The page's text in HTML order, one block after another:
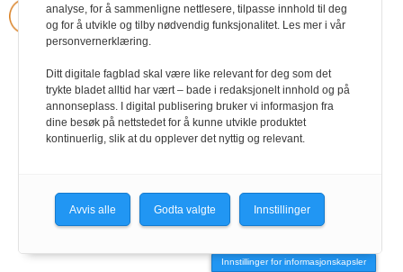
Innstillinger for informasjonskapsler
analyse, for å sammenligne nettlesere, tilpasse innhold til deg
og for å utvikle og tilby nødvendig funksjonalitet. Les mer i vår
personvernerklæring.
Ditt digitale fagblad skal være like relevant for deg som det
trykte bladet alltid har vært – bade i redaksjonelt innhold og på
annonseplass. I digital publisering bruker vi informasjon fra
dine besøk på nettstedet for å kunne utvikle produktet
kontinuerlig, slik at du opplever det nyttig og relevant.
Avvis alle Godta valgte Innstillinger